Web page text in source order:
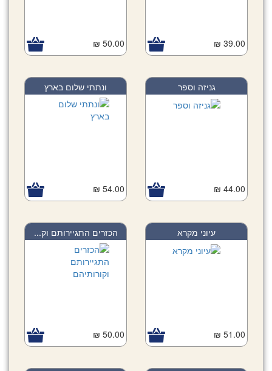
39.00 ₪
50.00 ₪
גניזה וספר
44.00 ₪
ונתתי שלום בארץ
54.00 ₪
עיוני מקרא
51.00 ₪
הכזרים התגיירותם וק...
50.00 ₪